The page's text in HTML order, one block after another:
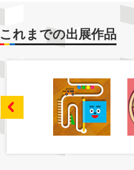
これまでの出展作品